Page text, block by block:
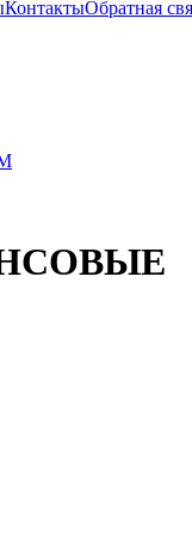
КонтактыОбратная